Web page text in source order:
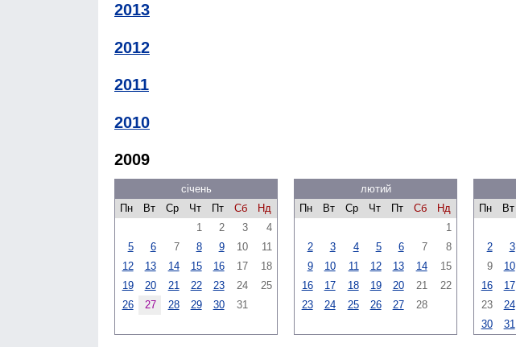
2013
2012
2011
2010
2009
січень
Пн
Вт Ср Чт Пт Сб
Нд
1
2 3
4
5
6 7 8 9 10
11
12
13 14 15 16 17
18
19
20 21 22 23 24
25
26
27 28 29 30 31
лютий
Пн
Вт Ср Чт Пт Сб
Нд
1
2
3 4 5 6 7
8
9
10 11 12 13 14
15
16
17 18 19 20 21
22
23
24 25 26 27 28
Пн
Вт
2
3
9
10
16
17
23
24
30
31